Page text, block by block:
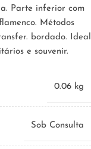
Parte inferior com
Métodos
bordado. Ideal
e souvenir.
0.06 kg
Sob Consulta